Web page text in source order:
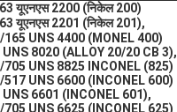
यूएनएस 2200 (निकेल 200)
यूएनएस 2201 (निकेल 201),
UNS 4400 (MONEL 400)
8020 (ALLOY 20/20 CB 3),
UNS 8825 INCONEL (825)
UNS 6600 (INCONEL 600)
6601 (INCONEL 601),
UNS 6625 (INCONEL 625)